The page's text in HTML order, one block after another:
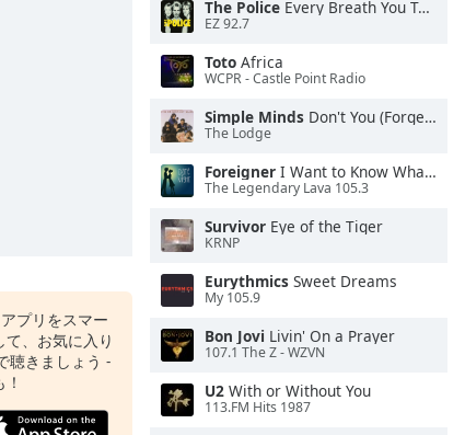
プリをスマー
て、お気に入り
聴きましょう -
The Police Every Breath You Take
EZ 92.7
Toto Africa
WCPR - Castle Point Radio
Simple Minds Don't You (Forget About Me)
The Lodge
Foreigner I Want to Know What Love Is
The Legendary Lava 105.3
Survivor Eye of the Tiger
KRNP
Eurythmics Sweet Dreams
My 105.9
Bon Jovi Livin' On a Prayer
107.1 The Z - WZVN
U2 With or Without You
113.FM Hits 1987